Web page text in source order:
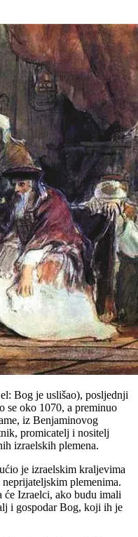
Bog je uslišao), posljednji
se oko 1070, a preminuo
iz Benjaminovog
promicatelj i nositelj
izraelskih plemena.
je izraelskim kraljevima
plemenima.
će Izraelci, ako budu imali
i gospodar Bog, koji ih je